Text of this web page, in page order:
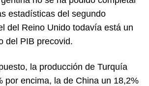
estadísticas del segundo
del Reino Unido todavía está un
del PIB precovid.
la producción de Turquía
por encima, la de China un 18,2%